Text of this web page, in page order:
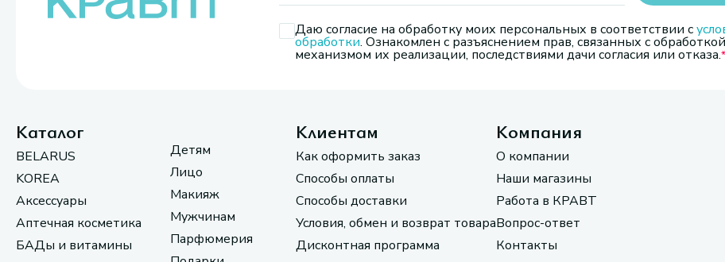
Даю согласие на обработку моих персональных в соответствии с
обработки. Ознакомлен с разъяснением прав, связанных с
механизмом их реализации, последствиями дачи согласия или отказа.
Каталог
BELARUS
KOREA
Аксессуары
Аптечная косметика
БАДы и витамины
Детям
Лицо
Макияж
Мужчинам
Парфюмерия
Клиентам
Как оформить заказ
Способы оплаты
Способы доставки
Условия, обмен и возврат товара
Дисконтная программа
Компания
О компании
Наши магазины
Работа в КРАВТ
Вопрос-ответ
Контакты